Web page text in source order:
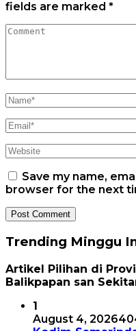
fields are marked *
Save my name,
browser for the next
Trending Minggu
Artikel Pilihan di
Balikpapan san
1
August 4, 2026